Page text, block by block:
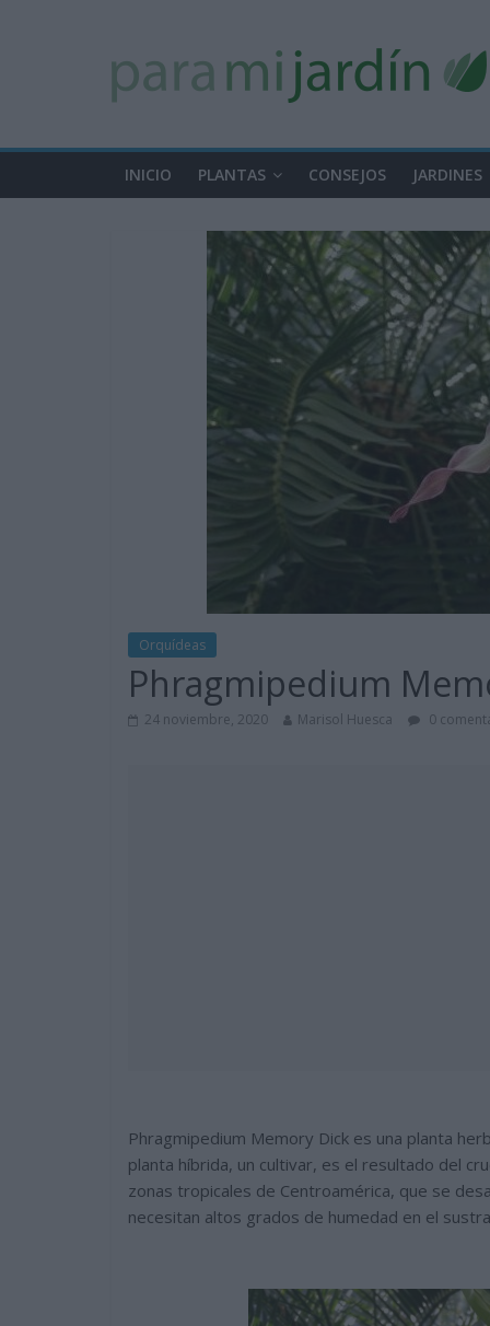
INICIO PLANTAS CONSEJOS JARDINES
Orquídeas
Phragmipedium
24 noviembre, 2020 Marisol Huesca 0
Phragmipedium Memory Dick es una planta
planta híbrida, un cultivar, es el resultado del
zonas tropicales de Centroamérica, que se
necesitan altos grados de humedad en el